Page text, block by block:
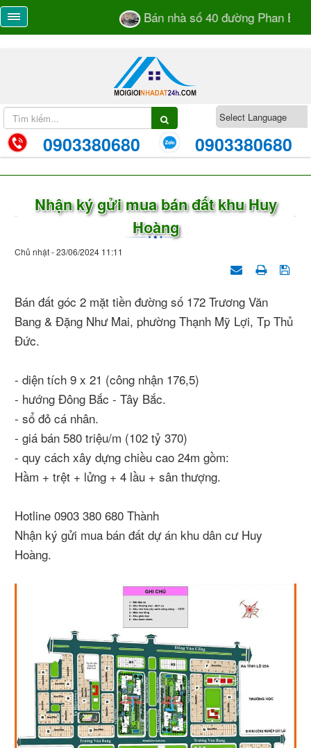
Bán nhà số 40 đường Phan Bá
0903380680 0903380680
Nhận ký gửi mua bán đất khu Huy
Hoàng
Chủ nhật - 23/06/2024 11:11
Bán đất góc 2 mặt tiền đường số 172 Trương Văn
Bang & Đặng Như Mai, phường Thạnh Mỹ Lợi, Tp Thủ
Đức.
- diện tích 9 x 21 (công nhận 176,5)
- hướng Đông Bắc - Tây Bắc.
- sổ đỏ cá nhân.
- giá bán 580 triệu/m (102 tỷ 370)
- quy cách xây dựng chiều cao 24m gồm:
Hầm + trệt + lửng + 4 lầu + sân thượng.
Hotline 0903 380 680 Thành
Nhận ký gửi mua bán đất dự án khu dân cư Huy
Hoàng.